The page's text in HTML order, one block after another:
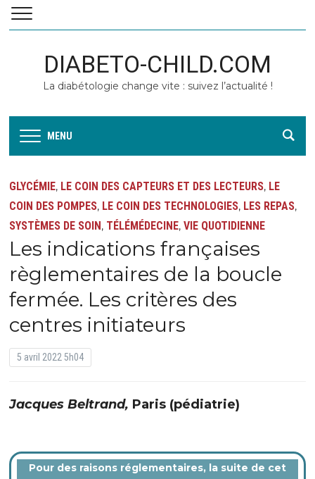
DIABETO-CHILD.COM
La diabétologie change vite : suivez l’actualité !
MENU
GLYCÉMIE, LE COIN DES CAPTEURS ET DES LECTEURS, LE
COIN DES POMPES, LE COIN DES TECHNOLOGIES, LES REPAS,
SYSTÈMES DE SOIN, TÉLÉMÉDECINE,VIE QUOTIDIENNE
Les indications françaises
règlementaires de la boucle
fermée. Les critères des
centres initiateurs
5 avril 2022 5h04
Jacques Beltrand, Paris (pédiatrie)
Pour des raisons réglementaires, la suite de cet